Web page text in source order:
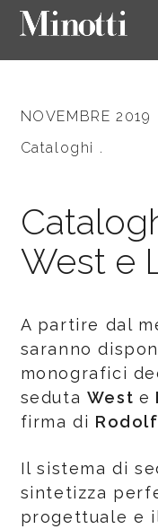
NOVEMBRE 2019
Cataloghi .
West e
A partire dal
saranno
monografici
seduta West e
firma di
Il sistema di
sintetizza
progettuale e